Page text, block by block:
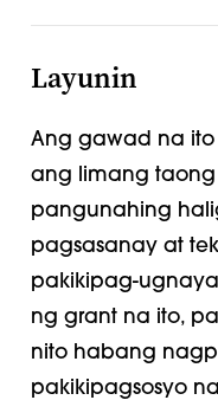
Layunin
Ang gawad na
ang limang taong
pangunahing
pagsasanay at
pakikipag-
ng grant na ito,
nito habang
pakikipagsosyo